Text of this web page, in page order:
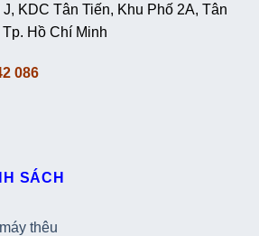
KDC Tân Tiến, Khu Phố 2A, Tân
Hồ Chí Minh
086
SÁCH
thêu